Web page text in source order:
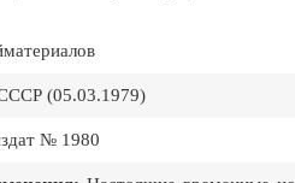
(05.03.1979)
№ 1980